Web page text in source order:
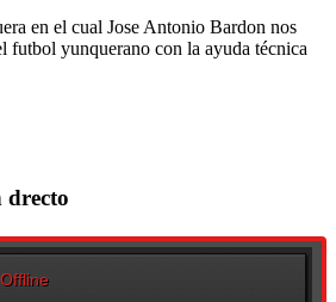
en el cual Jose Antonio Bardon nos
futbol yunquerano con la ayuda técnica
drecto